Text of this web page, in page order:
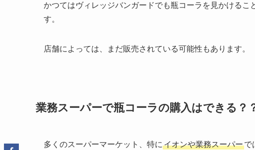
かつてはヴィレッジバンガードでも瓶コーラを見かける
す。
店舗によっては、まだ販売されている可能性もあります。
業務スーパーで瓶コーラの購入はできる？
多くのスーパーマーケット、特に イオンや業務スーパーで